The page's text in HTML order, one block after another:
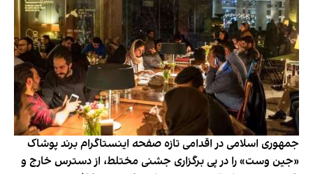
جمهوری اسلامی در اقدامی تازه صفحه اینستاگرام برند پوشاک
«جین وست» را در پی برگزاری جشنی مختلط، از دسترس خارج و